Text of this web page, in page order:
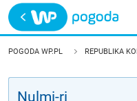
Trwa ładowanie
POLSKA
POGODA WP.PL REPUBLIKA